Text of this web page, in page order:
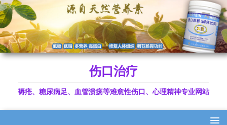
伤口治疗
褥疮、糖尿病足、血管溃疡等难愈性伤口、心理精神专业网站